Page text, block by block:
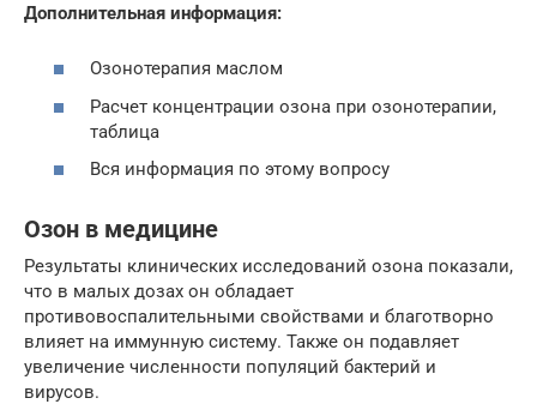
Дополнительная информация:
Озонотерапия маслом
Расчет концентрации озона при озонотерапии,
таблица
Вся информация по этому вопросу
Озон в медицине
Результаты клинических исследований озона показали,
что в малых дозах он обладает
противовоспалительными свойствами и благотворно
влияет на иммунную систему. Также он подавляет
увеличение численности популяций бактерий и
вирусов.